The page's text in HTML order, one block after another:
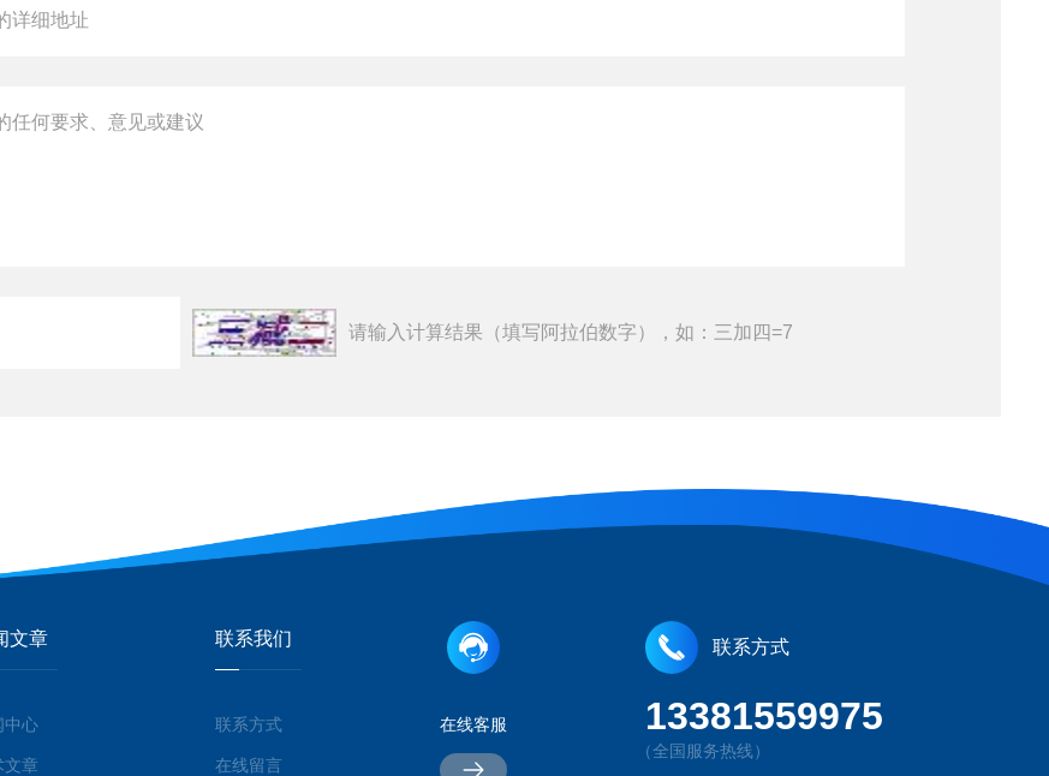
请输入计算结果（填写阿拉伯数字），如：三加四=7
文章
中心
文章
联系我们
联系方式
在线留言
在线客服
联系方式
13381559975
（全国服务热线）